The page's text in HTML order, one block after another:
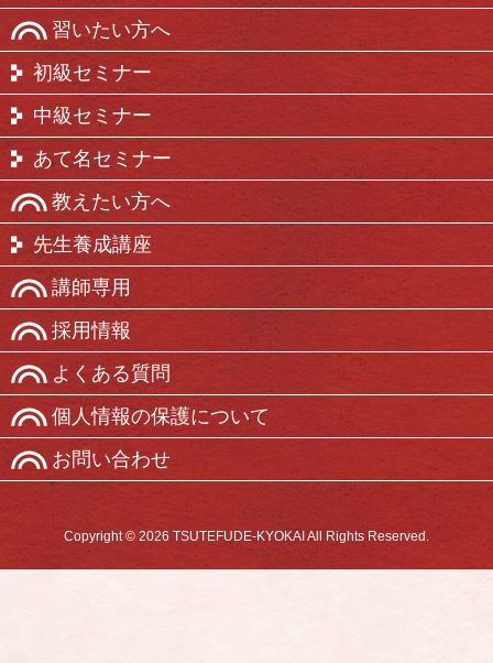
習いたい方へ
初級セミナー
中級セミナー
あて名セミナー
教えたい方へ
先生養成講座
講師専用
採用情報
よくある質問
個人情報の保護について
お問い合わせ
Copyright © 2026 TSUTEFUDE-KYOKAI All Rights Reserved.